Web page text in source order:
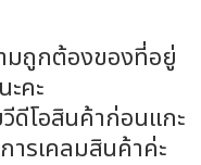
มถูกต้องของที่อยู่
คะ
โอสินค้าก่อนแกะ
ารเคลมสินค้าค่ะ